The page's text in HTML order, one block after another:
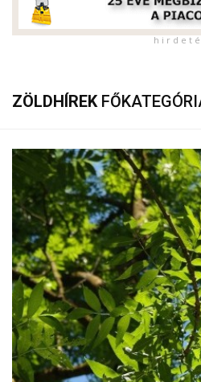
h i r d e t
ZÖLDHÍREK